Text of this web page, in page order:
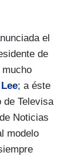
el
de
Lee; a éste
de Televisa
Noticias
modelo